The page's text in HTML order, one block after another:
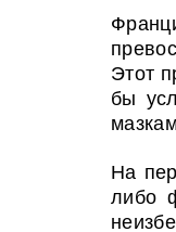
Этот
бы
На
либо